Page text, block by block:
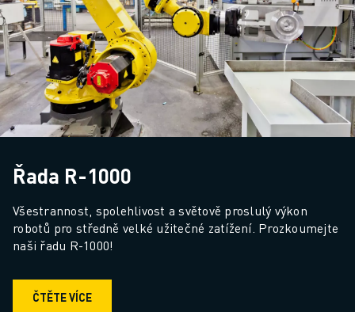
Řada R-1000
Všestrannost, spolehlivost a světově proslulý výkon
robotů pro středně velké užitečné zatížení. Prozkoumejte
naši řadu R-1000!
ČTĚTE VÍCE